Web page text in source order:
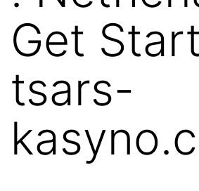
Get
tsars-